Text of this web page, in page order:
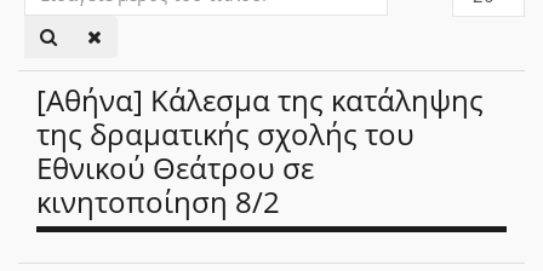
μέρος
του
τίτλου.
[Αθήνα] Κάλεσμα της κατάληψης
της δραματικής σχολής του
Εθνικού Θεάτρου σε
κινητοποίηση 8/2